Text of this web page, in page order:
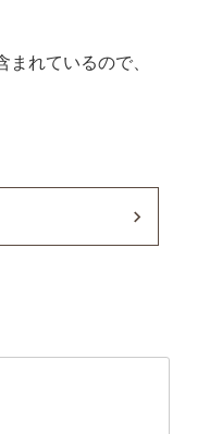
れているので、